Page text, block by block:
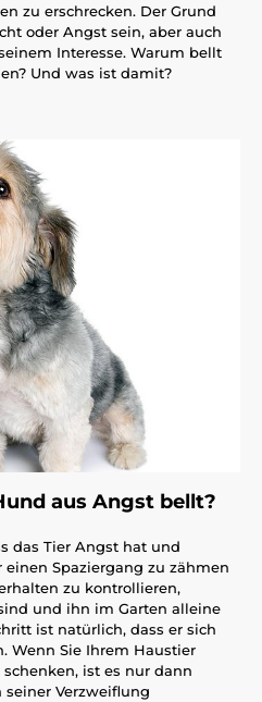
zu erschrecken. Der Grund
oder Angst sein, aber auch
Interesse. Warum bellt
Und was ist damit?
aus Angst bellt?
das Tier Angst hat und
Spaziergang zu zähmen
zu kontrollieren,
und ihn im Garten alleine
ist natürlich, dass er sich
Wenn Sie Ihrem Haustier
ist es nur dann
Verzweiflung